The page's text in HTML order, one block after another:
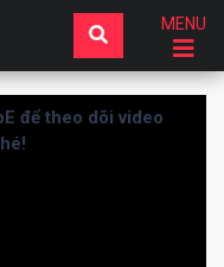
MENU
để theo dõi video